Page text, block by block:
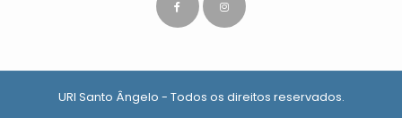
URI Santo Ângelo - Todos os direitos reservados.